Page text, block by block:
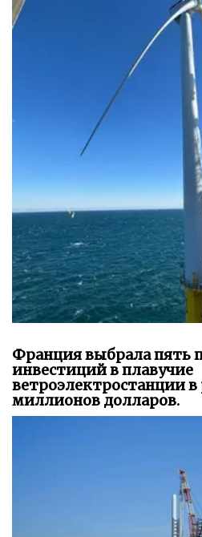
Франция выбрала пять
инвестиций в плавучие
ветроэлектростанции в
миллионов долларов.